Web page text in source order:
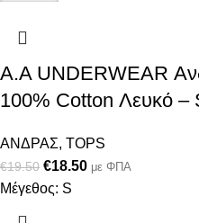
Α.A UNDERWEAR
100% Cotton Λευκό –
ΑΝΔΡΑΣ, TOPS
€19.50 €18.50 με ΦΠΑ
Μέγεθος: S